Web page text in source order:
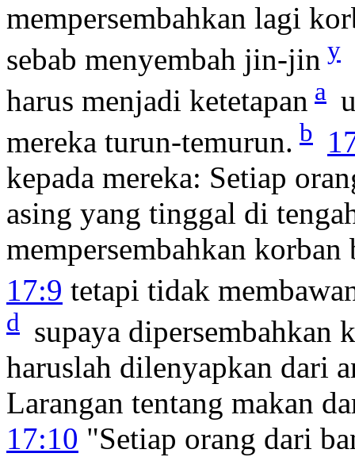
mempersembahkan lagi
sebab menyembah jin-jin y
harus menjadi ketetapan a
mereka turun-temurun. b
kepada mereka: Setiap
asing yang tinggal di
mempersembahkan
17:9 tetapi tidak
d supaya dipersembahkan
haruslah dilenyapkan dari
Larangan tentang makan
17:10 "Setiap orang dari